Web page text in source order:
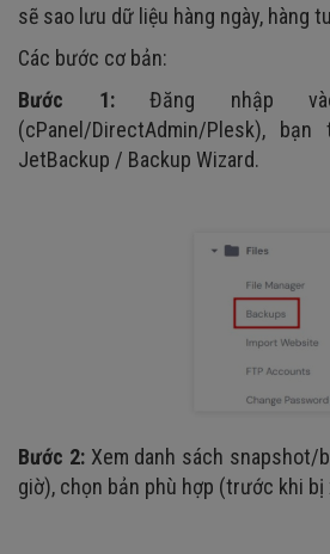
sẽ sao lưu dữ liệu hàng ngày, hàng
Các bước cơ bản:
Bước 1:Đăng nhập
(cPanel/DirectAdmin/Plesk),
JetBackup / Backup Wizard.
Bước 2:Xem danh sách snapshot/
giờ), chọn bản phù hợp (trước khi bị